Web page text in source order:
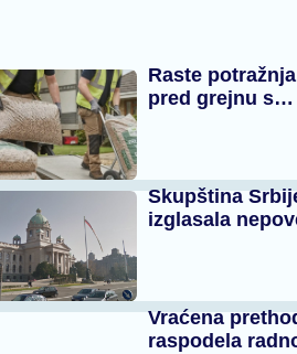
Raste
pred grejnu s…
Skupština
izglasala
Vraćena
raspodela